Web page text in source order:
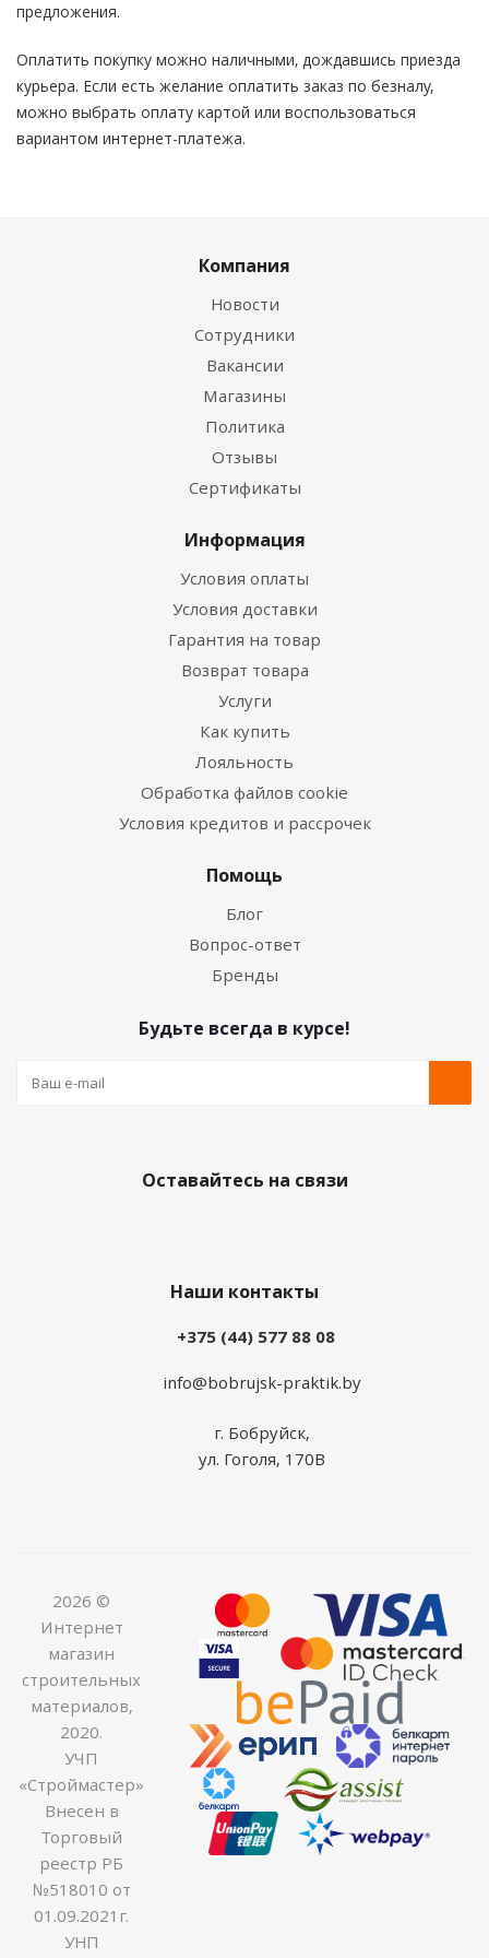
предложения.
Оплатить покупку можно наличными, дождавшись приезда
курьера. Если есть желание оплатить заказ по безналу,
можно выбрать оплату картой или воспользоваться
вариантом интернет-платежа.
Компания
Новости
Сотрудники
Вакансии
Магазины
Политика
Отзывы
Сертификаты
Информация
Условия оплаты
Условия доставки
Гарантия на товар
Возврат товара
Услуги
Как купить
Лояльность
Обработка файлов cookie
Условия кредитов и рассрочек
Помощь
Блог
Вопрос-ответ
Бренды
Будьте всегда в курсе!
Оставайтесь на связи
Наши контакты
+375 (44) 577 88 08
info@bobrujsk-praktik.by
г. Бобруйск,
ул. Гоголя, 170В
2026 ©
Интернет
магазин
строительных
материалов,
2020.
УЧП
«Строймастер»
Внесен в
Торговый
реестр РБ
№518010 от
01.09.2021г.
УНП